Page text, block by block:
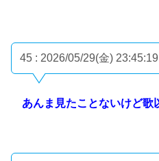
45 : 2026/05/29(金)
あんま見たことないけど歌